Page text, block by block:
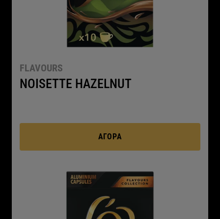
FLAVOURS
NOISETTE HAZELNUT
ΑΓΟΡΆ